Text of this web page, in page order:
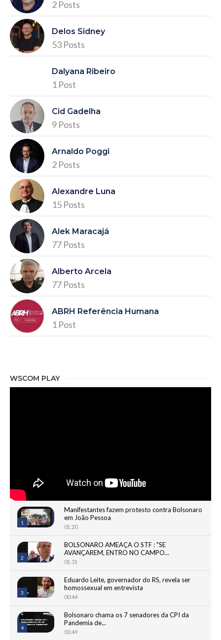
ABRH Referência Humana
1 Post
Alberto Arcela
77 Posts
Alek Maracajá
77 Posts
Alexandre Luna
15 Posts
Arnaldo Poggi
2 Posts
Cid Gadelha
9 Posts
Dalyana Ribeiro
1 Post
Delos Sidney
53 Posts
2 Posts
WSCOM PLAY
1
Manifestantes fazem protesto contra Bolsonaro
em João Pessoa
01:20
2
BOLSONARO AMEAÇA O STF : "SE
AVANÇAREM, ENTRO NO CAMPO...
01:31
3
Eduardo Leite, governador do RS, revela ser
homossexual em entrevista
00:44
4
Bolsonaro chama os 7 senadores da CPI da
Pandemia de...
00:49